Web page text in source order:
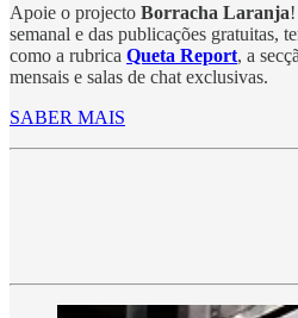
Apoie o projecto Borracha Laranja
semanal e das publicações gratuitas,
como a rubrica Queta Report, a
mensais e salas de chat exclusivas.
SABER MAIS